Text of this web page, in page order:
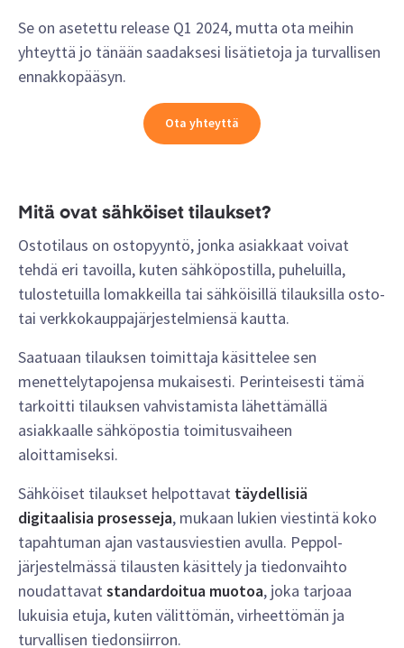
Se on asetettu release Q1 2024, mutta ota meihin
yhteyttä jo tänään saadaksesi lisätietoja ja turvallisen
ennakkopääsyn.
Ota yhteyttä
Mitä ovat sähköiset tilaukset?
Ostotilaus on ostopyyntö, jonka asiakkaat voivat
tehdä eri tavoilla, kuten sähköpostilla, puheluilla,
tulostetuilla lomakkeilla tai sähköisillä tilauksilla osto-
tai verkkokauppajärjestelmiensä kautta.
Saatuaan tilauksen toimittaja käsittelee sen
menettelytapojensa mukaisesti. Perinteisesti tämä
tarkoitti tilauksen vahvistamista lähettämällä
asiakkaalle sähköpostia toimitusvaiheen
aloittamiseksi.
Sähköiset tilaukset helpottavat täydellisiä
digitaalisia prosesseja, mukaan lukien viestintä koko
tapahtuman ajan vastausviestien avulla. Peppol-
järjestelmässä tilausten käsittely ja tiedonvaihto
noudattavat standardoitua muotoa, joka tarjoaa
lukuisia etuja, kuten välittömän, virheettömän ja
turvallisen tiedonsiirron.